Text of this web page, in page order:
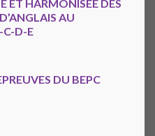
ET HARMONISÉE DES
AU
C-D-E
DU BEPC